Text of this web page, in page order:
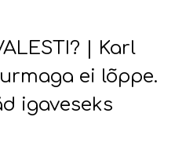
| Karl
ei lõppe.
igaveseks